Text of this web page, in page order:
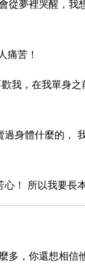
從夢裡哭醒，我
痛苦！
我，在我單身
身體什麼的，
！ 所以我要長
多，你還想相信